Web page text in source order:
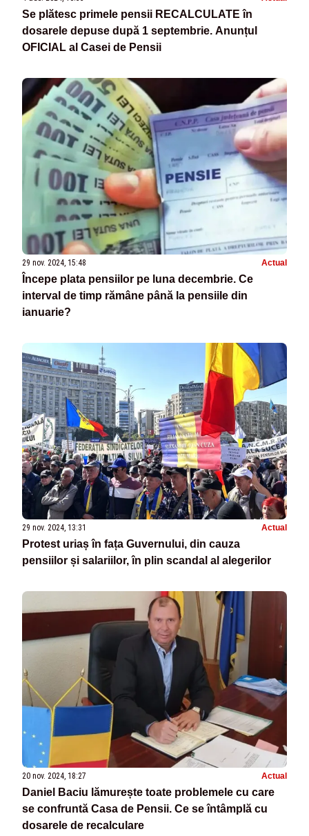
Se plătesc primele pensii RECALCULATE în
dosarele depuse după 1 septembrie. Anunțul
OFICIAL al Casei de Pensii
29 nov. 2024, 15:48 Actual
Începe plata pensiilor pe luna decembrie. Ce
interval de timp rămâne până la pensiile din
ianuarie?
29 nov. 2024, 13:31 Actual
Protest uriaș în fața Guvernului, din cauza
pensiilor și salariilor, în plin scandal al alegerilor
20 nov. 2024, 18:27 Actual
Daniel Baciu lămurește toate problemele cu care
se confruntă Casa de Pensii. Ce se întâmplă cu
dosarele de recalculare